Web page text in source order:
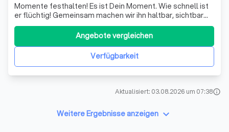
Momente festhalten! Es ist Dein Moment. Wie schnell ist
er flüchtig! Gemeinsam machen wir ihn haltbar, sichtbar
und begreifbar. Weihnachtsschenken "corona-conform"?
So gehts! So geht Weihnachten stressfrei und dabei
maximal persönlich: Verschenke ein Fotoshooting! Mit
Mann & Maus, Kind & Kegel ode
Verfügbarkeit
Angebote vergleichen
Aktualisiert: 03.08.2026 um 07:38info
Weitere Ergebnisse anzeigen keyboard_arrow_down